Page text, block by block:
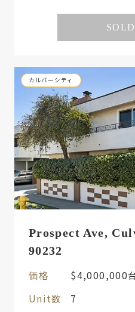
カルバーシティ
Prospect Ave,
90232
価格
$4,000,000
Unit数
7